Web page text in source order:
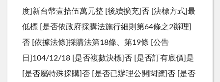
度]新台幣壹拾伍萬元整 [後續擴充]否 [決標方式]最
低標 [是否依政府採購法施行細則第64條之2辦理]
否 [依據法條]採購法第18條、第19條 [公告
日]104/12/18 [是否複數決標]否 [是否訂有底價]是
[是否屬特殊採購]否 [是否已辦理公開閱覽]否 [是否